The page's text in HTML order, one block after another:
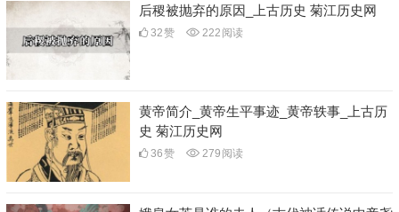
后稷被抛弃的原因_上古历史 菊江历史网
32赞 222 阅读
黄帝简介_黄帝生平事迹_黄帝轶事_上古历
史 菊江历史网
36赞 279 阅读